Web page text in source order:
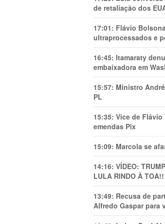
de retaliação dos
17:01: Flávio
ultraprocessados e
16:45: Itamaraty
embaixadora em
15:57: Ministro
PL
15:35: Vice de
emendas Pix
15:09: Marcola se
14:16: VÍDEO:
LULA RINDO À
13:49: Recusa de
Alfredo Gaspar para